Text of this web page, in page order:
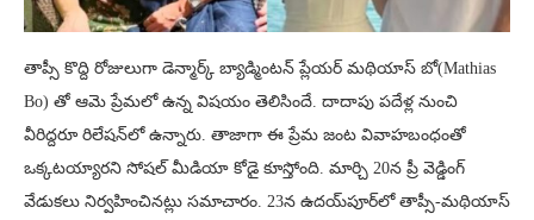
తాప్సీ కొద్ది రోజులుగా డెన్మార్క్ బ్యాడ్మింటన్ ప్లేయర్ మథియాస్ బో(Mathias
Bo) తో ఆమె ప్రేమలో ఉన్న విషయం తెలిసిందే. దాదాపు పదేళ్ల నుంచి
వీరిద్దరూ రిలేషన్‌లో ఉన్నారు. తాజాగా ఈ ప్రేమ జంట వివాహబంధంతో
ఒక్కటయ్యారని సోషల్ మీడియా కోడై కూస్తోంది. మార్చి 20న ప్రీ వెడ్డింగ్
వేడుకలు నిర్వహించినట్లు సమాచారం. 23న ఉదయ్‌పూర్‌లో తాప్సీ-మథియాస్